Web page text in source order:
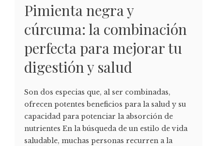
Pimienta negra y
cúrcuma: la combinación
perfecta para mejorar tu
digestión y salud
Son dos especias que, al ser combinadas,
ofrecen potentes beneficios para la salud y su
capacidad para potenciar la absorción de
nutrientes En la búsqueda de un estilo de vida
saludable, muchas personas recurren a la